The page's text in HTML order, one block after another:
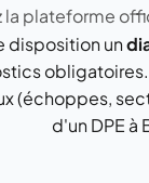
la plateforme
disposition un
(échoppes,
d'un DPE à